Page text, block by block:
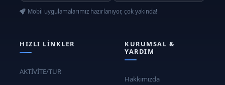
Mobil uygulamalarımız hazırlanıyor, çok yakında!
HIZLI LINKLER
AKTİVİTE/TUR
KURUMSAL &
YARDIM
Hakkımızda